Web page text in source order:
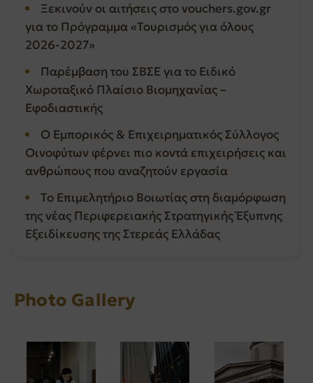
Ξεκινούν οι αιτήσεις στο vouchers.gov.gr
για το Πρόγραμμα «Τουρισμός για όλους
2026-2027»
Παρέμβαση του ΣΒΣΕ για το Ειδικό
Χωροταξικό Πλαίσιο Βιομηχανίας –
Εφοδιαστικής
Ο Εμπορικός & Επιχειρηματικός Σύλλογος
Οινοφύτων φέρνει πιο κοντά επιχειρήσεις και
ανθρώπους που αναζητούν εργασία
Το Επιμελητήριο Βοιωτίας στη διαμόρφωση
της νέας Περιφερειακής Στρατηγικής Έξυπνης
Εξειδίκευσης της Στερεάς Ελλάδας
Photo Gallery